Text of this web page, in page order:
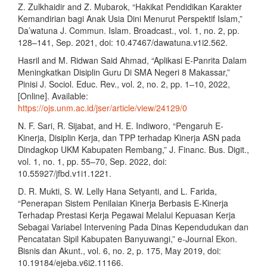
Z. Zulkhaidir and Z. Mubarok, “Hakikat Pendidikan Karakter
Kemandirian bagi Anak Usia Dini Menurut Perspektif Islam,”
Da’watuna J. Commun. Islam. Broadcast., vol. 1, no. 2, pp.
128–141, Sep. 2021, doi: 10.47467/dawatuna.v1i2.562.
Hasril and M. Ridwan Said Ahmad, “Aplikasi E-Panrita Dalam
Meningkatkan Disiplin Guru Di SMA Negeri 8 Makassar,”
Pinisi J. Sociol. Educ. Rev., vol. 2, no. 2, pp. 1–10, 2022,
[Online]. Available:
https://ojs.unm.ac.id/jser/article/view/24129/0
N. F. Sari, R. Sijabat, and H. E. Indiworo, “Pengaruh E-
Kinerja, Disiplin Kerja, dan TPP terhadap Kinerja ASN pada
Dindagkop UKM Kabupaten Rembang,” J. Financ. Bus. Digit.,
vol. 1, no. 1, pp. 55–70, Sep. 2022, doi:
10.55927/jfbd.v1i1.1221.
D. R. Mukti, S. W. Lelly Hana Setyanti, and L. Farida,
“Penerapan Sistem Penilaian Kinerja Berbasis E-Kinerja
Terhadap Prestasi Kerja Pegawai Melalui Kepuasan Kerja
Sebagai Variabel Intervening Pada Dinas Kependudukan dan
Pencatatan Sipil Kabupaten Banyuwangi,” e-Journal Ekon.
Bisnis dan Akunt., vol. 6, no. 2, p. 175, May 2019, doi:
10.19184/ejeba.v6i2.11166.